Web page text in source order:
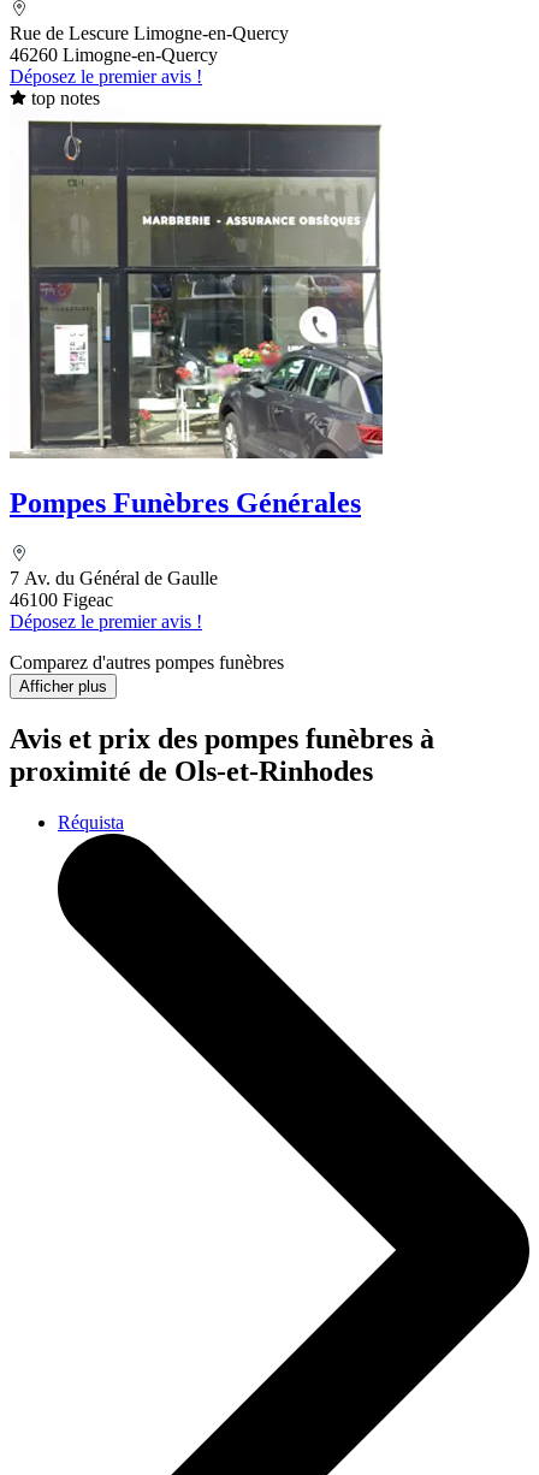
Rue de Lescure Limogne-en-Quercy
46260 Limogne-en-Quercy
Déposez le premier avis !
top notes
Pompes Funèbres Générales
7 Av. du Général de Gaulle
46100 Figeac
Déposez le premier avis !
Comparez d'autres pompes funèbres
Afficher plus
Avis et prix des pompes funèbres à
proximité de Ols-et-Rinhodes
Réquista